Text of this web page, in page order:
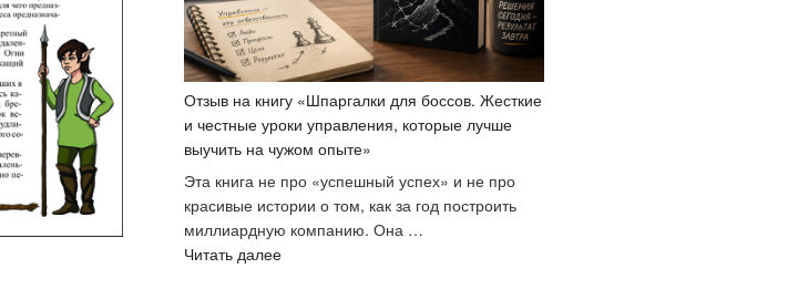
Отзыв на книгу «Шпаргалки для боссов. Жесткие
и честные уроки управления, которые лучше
выучить на чужом опыте»
Эта книга не про «успешный успех» и не про
красивые истории о том, как за год построить
миллиардную компанию. Она …
Читать далее«Отзыв